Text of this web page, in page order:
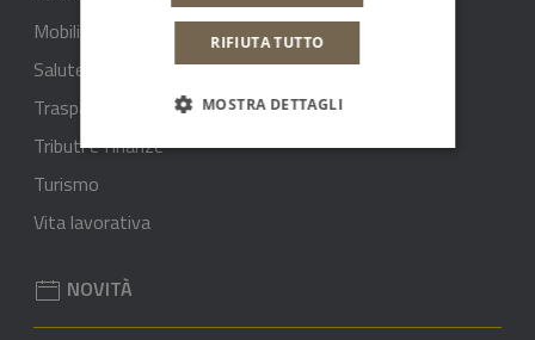
Mobilità e trasporti
Salute benessere e assistenza
Trasparenza rifiuti - ARERA
Tributi e finanze
Turismo
Vita lavorativa
NOVITÀ
RIFIUTA TUTTO
MOSTRA DETTAGLI